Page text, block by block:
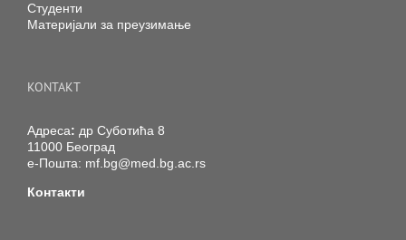
Студенти
Материјали за преузимање
KONTAKT
Адреса: др Суботића 8
11000 Београд
е-Пошта: mf.bg@med.bg.ac.rs
Контакти